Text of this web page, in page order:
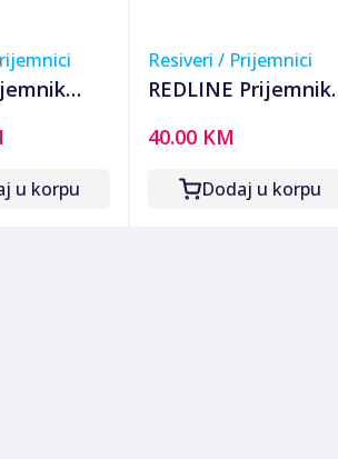
C, 4K,
u korpu
Resiveri / Prijemnici
REDLINE Prijemnik
Full HD, H.265/HEVC,
Scart - T30
40.00 KM
Dodaj u korpu